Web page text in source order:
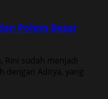
Pohon Besar
Rini sudah menjadi
dengan Aditya, yang